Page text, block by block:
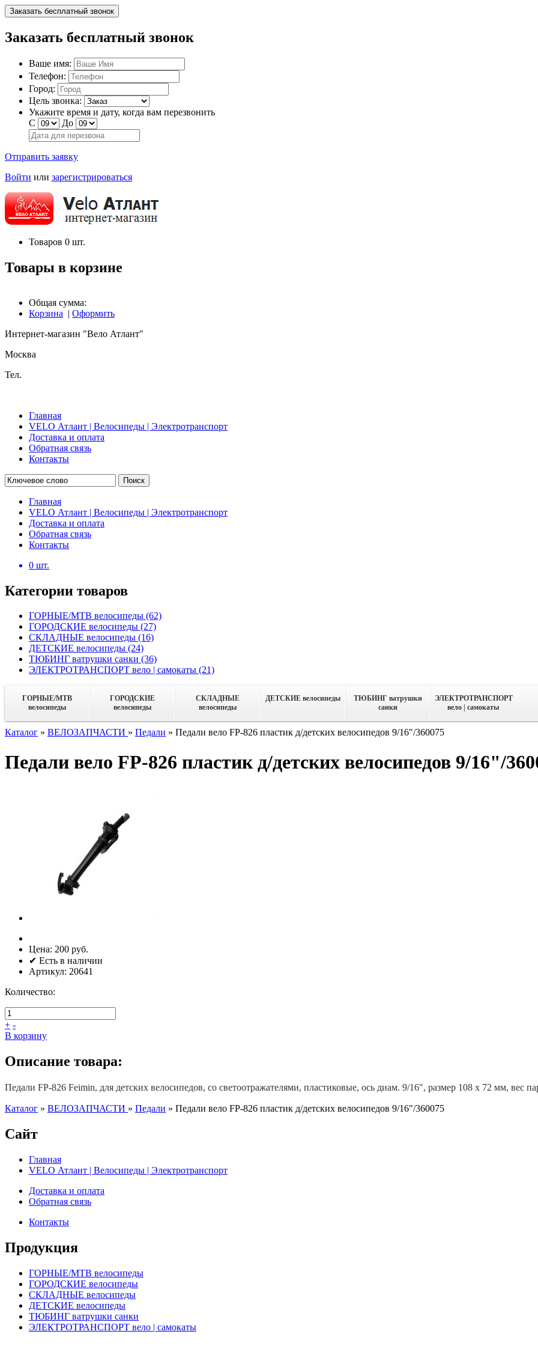
Заказать бесплатный звонок
Заказать бесплатный звонок
Ваше имя:
Телефон:
Город:
Цель звонка:
Укажите время и дату, когда вам перезвонить
С
До
Отправить заявку
Войти или зарегистрироваться
Товаров 0 шт.
Товары в корзине
Общая сумма:
Корзина | Оформить
Интернет-магазин "Вело Атлант"
Москва
Тел.
Главная
VELO Атлант | Велосипеды | Электротранспорт
Доставка и оплата
Обратная связь
Контакты
Поиск
Главная
VELO Атлант | Велосипеды | Электротранспорт
Доставка и оплата
Обратная связь
Контакты
0 шт.
Категории товаров
ГОРНЫЕ/MTB велосипеды (62)
ГОРОДСКИЕ велосипеды (27)
СКЛАДНЫЕ велосипеды (16)
ДЕТСКИЕ велосипеды (24)
ТЮБИНГ ватрушки санки (36)
ЭЛЕКТРОТРАНСПОРТ вело | самокаты (21)
ГОРНЫЕ/MTB
велосипеды
ГОРОДСКИЕ
велосипеды
СКЛАДНЫЕ
велосипеды
ДЕТСКИЕ велосипеды
ТЮБИНГ ватрушки
санки
ЭЛЕКТРОТРАНСПОРТ
вело | самокаты
Каталог » ВЕЛОЗАПЧАСТИ » Педали » Педали вело FP-826 пластик д/детских велосипедов 9/16"/360075
Педали вело FP-826 пластик д/детских велосипедов 9/16"/
Цена: 200 руб.
✔ Есть в наличии
Артикул: 20641
Количество:
+ -
В корзину
Описание товара:
Педали FP-826 Feimin, для детских велосипедов, со светоотражателями, пластиковые, ось диам. 9/16", размер 108 х 72 мм, вес
Каталог » ВЕЛОЗАПЧАСТИ » Педали » Педали вело FP-826 пластик д/детских велосипедов 9/16"/360075
Сайт
Главная
VELO Атлант | Велосипеды | Электротранспорт
Доставка и оплата
Обратная связь
Контакты
Продукция
ГОРНЫЕ/MTB велосипеды
ГОРОДСКИЕ велосипеды
СКЛАДНЫЕ велосипеды
ДЕТСКИЕ велосипеды
ТЮБИНГ ватрушки санки
ЭЛЕКТРОТРАНСПОРТ вело | самокаты